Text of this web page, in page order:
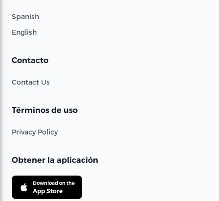
Spanish
English
Contacto
Contact Us
Términos de uso
Privacy Policy
Obtener la aplicación
Download on the
App Store